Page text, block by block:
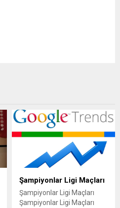
Şampiyonlar Ligi Maçları
Şampiyonlar Ligi Maçları
Şampiyonlar Ligi Maçları